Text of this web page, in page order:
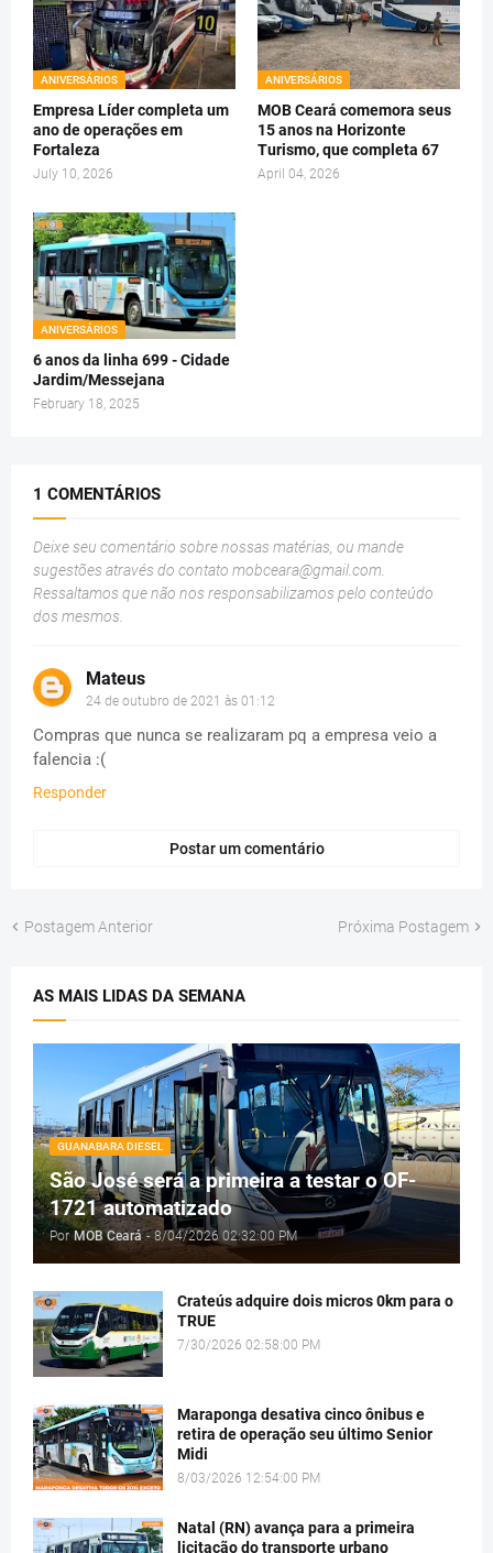
ANIVERSÁRIOS
Empresa Líder completa um
ano de operações em
Fortaleza
July 10, 2026
ANIVERSÁRIOS
MOB Ceará comemora seus
15 anos na Horizonte
Turismo, que completa 67
April 04, 2026
ANIVERSÁRIOS
6 anos da linha 699 - Cidade
Jardim/Messejana
February 18, 2025
1 COMENTÁRIOS
Deixe seu comentário sobre nossas matérias, ou mande
sugestões através do contato mobceara@gmail.com
Ressaltamos que não nos responsabilizamos pelo conteúdo
dos mesmos.
Mateus
24 de outubro de 2021 às 01:12
Compras que nunca se realizaram pq a empresa veio a
falencia :(
Responder
Postar um comentário
Postagem Anterior Próxima Postagem
AS MAIS LIDAS DA SEMANA
GUANABARA DIESEL
São José será a primeira a testar o OF-
1721 automatizado
Por MOB Ceará - 8/04/2026 02:32:00 PM
Crateús adquire dois micros 0km para o
TRUE
7/30/2026 02:58:00 PM
Maraponga desativa cinco ônibus e
retira de operação seu último Senior
Midi
8/03/2026 12:54:00 PM
Natal (RN) avança para a primeira
licitação do transporte urbano